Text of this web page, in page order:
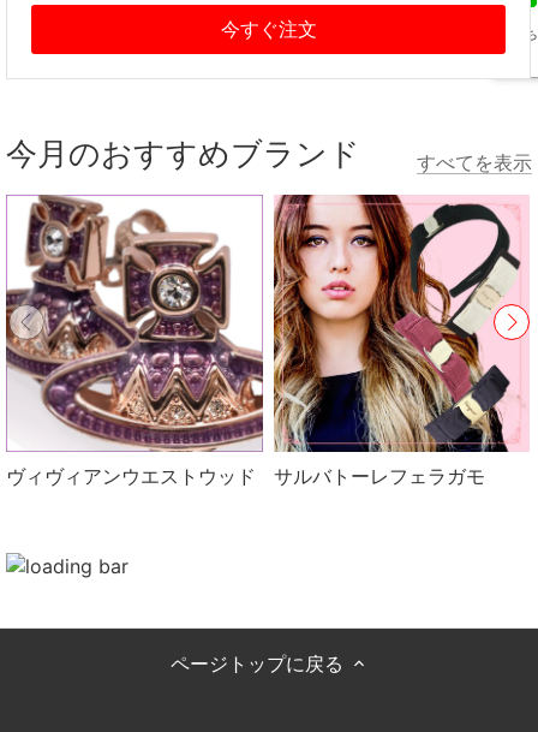
友だち
追加
今すぐ注文
今月のおすすめブランド すべてを表示
ヴィヴィアンウエストウッド サルバトーレフェラガモ
ページトップに戻る